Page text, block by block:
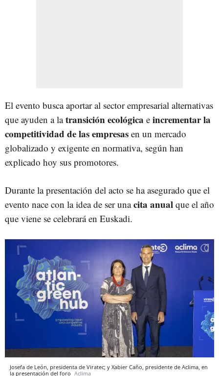
El evento busca aportar al sector empresarial alternativas
que ayuden a latransición ecológica e incrementar la
competitividad de las empresas en un mercado
globalizado y exigente en normativa, según han
explicado hoy sus promotores.
Durante la presentación del acto se ha asegurado que el
evento nace con la idea de ser unacita anual que el año
que viene se celebrará en Euskadi.
Josefa de León, presidenta de Viratec; y Xabier Caño, presidente de Aclima, en
la presentación del foro Aclima